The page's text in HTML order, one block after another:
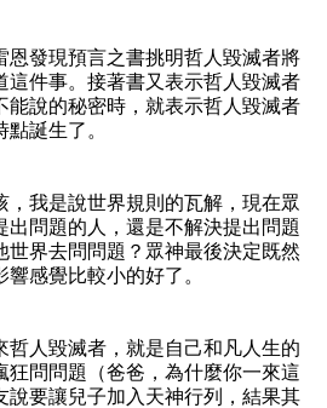
恩發現預言之書挑明哲人毀滅者將
這件事。接著書又表示哲人毀滅者
能說的秘密時，就表示哲人毀滅者
誕生了。
，我是說世界規則的瓦解，現在眾
出問題的人，還是不解決提出問題
世界去問問題？眾神最後決定既然
感覺比較小的好了。
哲人毀滅者，就是自己和凡人生的
狂問問題（爸爸，為什麼你一來這
說要讓兒子加入天神行列，結果其